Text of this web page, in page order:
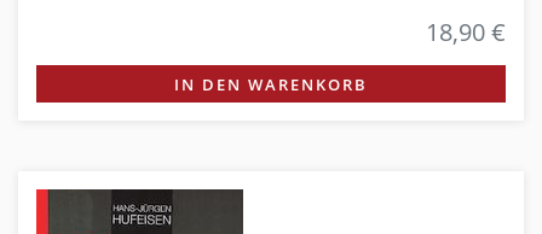
18,90 €
IN DEN WARENKORB